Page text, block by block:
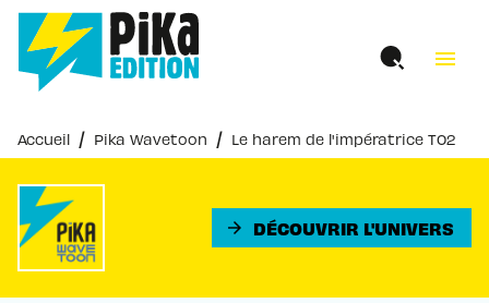
MENU RECHERCHE
PIED DE PAGE
menu
Accueil / Pika Wavetoon / Le harem de l'impératrice T02
arrow_forward DÉCOUVRIR L'UNIVERS